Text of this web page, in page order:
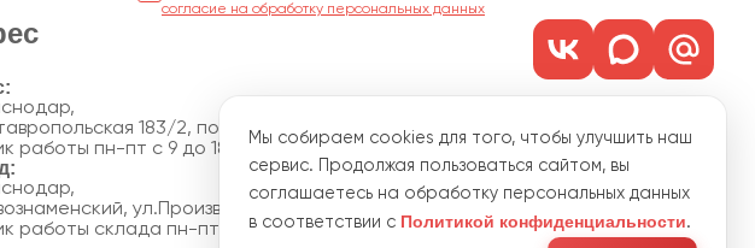
согласие на обработку персональных данных
183/2, пом. 1101
работы пн-пт с 9 до 18
ул.Производственная, 15
работы склада пн-пт с 8 до 18
Мы собираем cookies для того, чтобы улучшить наш
сервис. Продолжая пользоваться сайтом, вы
соглашаетесь на обработку персональных данных
в соответствии с Политикой конфиденциальности.